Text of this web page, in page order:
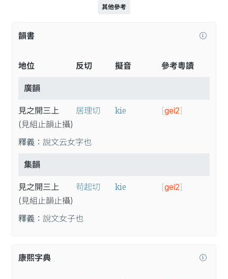
其他參考
韻書
地位 反切 擬音 參考粵讀
廣韻
見之開三上
(見組止韻止攝)
居理切 kie [gei2]
釋義： 說文云女字也
集韻
見之開三上
(見組止韻止攝)
苟起切 kie [gei2]
釋義： 說文女子也
康熙字典